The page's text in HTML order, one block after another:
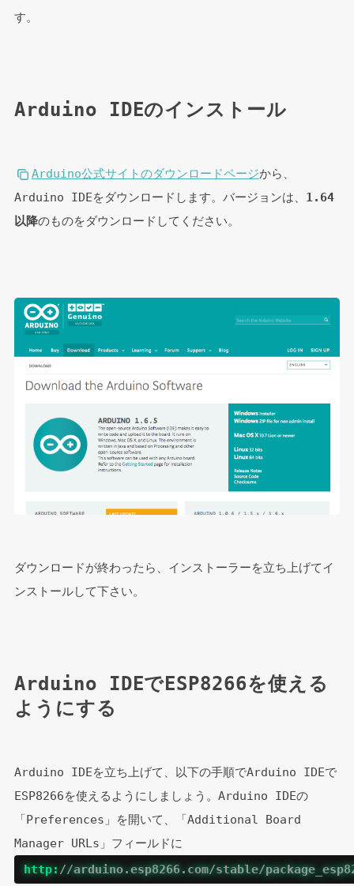
す。
Arduino IDEのインストール
Arduino公式サイトのダウンロードページから、
Arduino IDEをダウンロードします。バージョンは、 1.64
以降のものをダウンロードしてください。
ダウンロードが終わったら、インストーラーを立ち上げてイ
ンストールして下さい。
Arduino IDEでESP8266を使える
ようにする
Arduino IDEを立ち上げて、以下の手順でArduino IDEで
ESP8266を使えるようにしましょう。Arduino IDEの
「Preferences」を開いて、「Additional Board
Manager URLs」フィールドに
http: //arduino.esp8266.com/stable/